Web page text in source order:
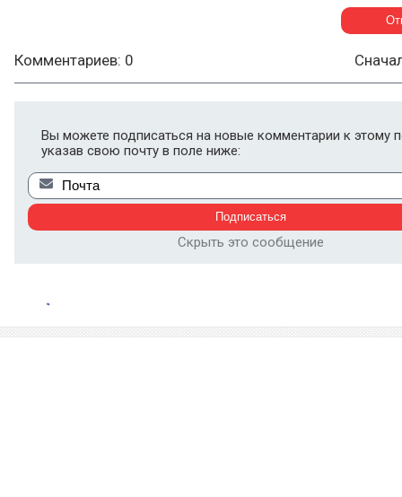
Комментариев: 0
Вы можете подписаться на новые комментарии к этому
указав свою почту в поле ниже:
Скрыть это сообщение